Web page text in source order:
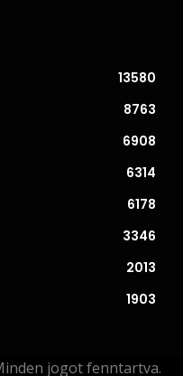
13580
8763
6908
6314
6178
3346
2013
1903
jogot fenntartva.